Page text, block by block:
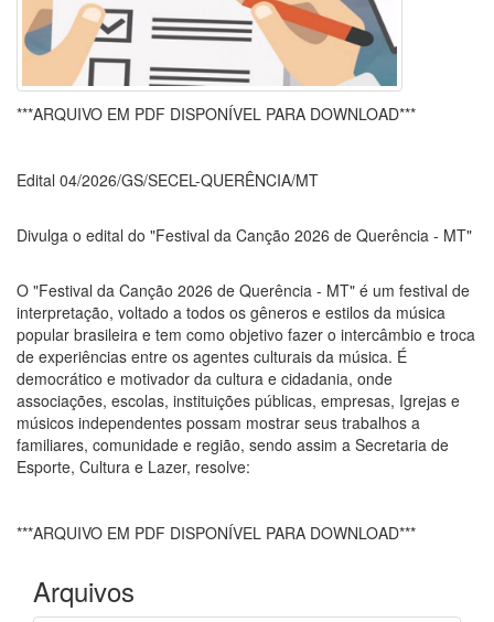
***ARQUIVO EM PDF DISPONÍVEL PARA DOWNLOAD***
Edital 04/2026/GS/SECEL-QUERÊNCIA/MT
Divulga o edital do "Festival da Canção 2026 de Querência - MT"
O "Festival da Canção 2026 de Querência - MT" é um festival de
interpretação, voltado a todos os gêneros e estilos da música
popular brasileira e tem como objetivo fazer o intercâmbio e troca
de experiências entre os agentes culturais da música. É
democrático e motivador da cultura e cidadania, onde
associações, escolas, instituições públicas, empresas, Igrejas e
músicos independentes possam mostrar seus trabalhos a
familiares, comunidade e região, sendo assim a Secretaria de
Esporte, Cultura e Lazer, resolve:
***ARQUIVO EM PDF DISPONÍVEL PARA DOWNLOAD***
Arquivos